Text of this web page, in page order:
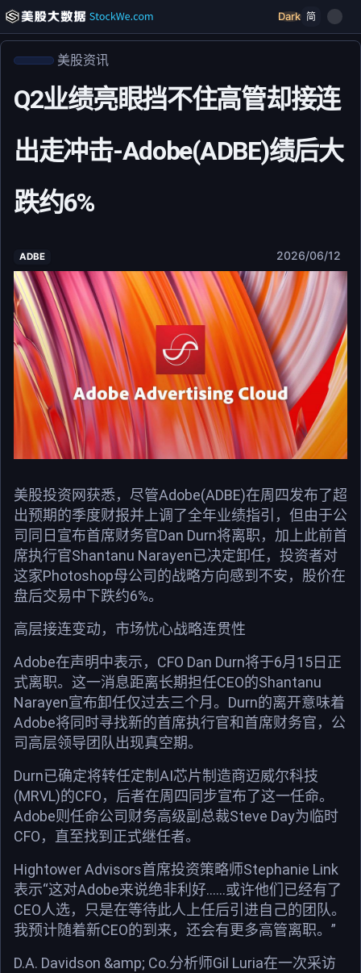
Dark 简
美股资讯
Q2业绩亮眼挡不住高管却接连
出走冲击-Adobe(ADBE)绩后大
跌约6%
ADBE 2026/06/12
美股投资网获悉，尽管Adobe(ADBE)在周四发布了超
出预期的季度财报并上调了全年业绩指引，但由于公
司同日宣布首席财务官Dan Durn将离职，加上此前首
席执行官Shantanu Narayen已决定卸任，投资者对
这家Photoshop母公司的战略方向感到不安，股价在
盘后交易中下跌约6%。
高层接连变动，市场忧心战略连贯性
Adobe在声明中表示，CFO Dan Durn将于6月15日正
式离职。这一消息距离长期担任CEO的Shantanu
Narayen宣布卸任仅过去三个月。Durn的离开意味着
Adobe将同时寻找新的首席执行官和首席财务官，公
司高层领导团队出现真空期。
Durn已确定将转任定制AI芯片制造商迈威尔科技
(MRVL)的CFO，后者在周四同步宣布了这一任命。
Adobe则任命公司财务高级副总裁Steve Day为临时
CFO，直至找到正式继任者。
Hightower Advisors首席投资策略师Stephanie Link
表示“这对Adobe来说绝非利好……或许他们已经有了
CEO人选，只是在等待此人上任后引进自己的团队。
我预计随着新CEO的到来，还会有更多高管离职。”
D.A. Davidson &amp; Co.分析师Gil Luria在一次采访